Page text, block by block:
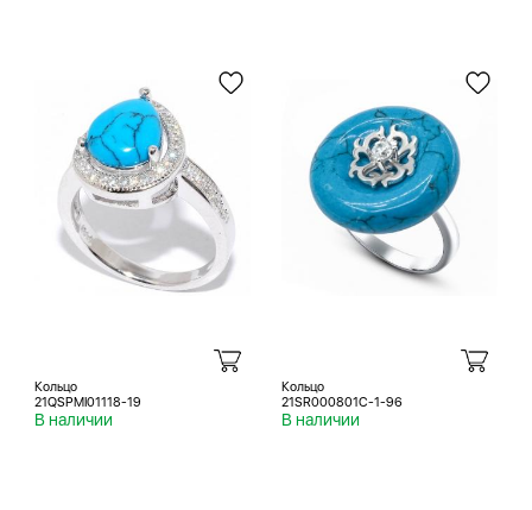
Кольцо
21QSPMI01118-19
В наличии
Кольцо
21SR000801C-1-96
В наличии